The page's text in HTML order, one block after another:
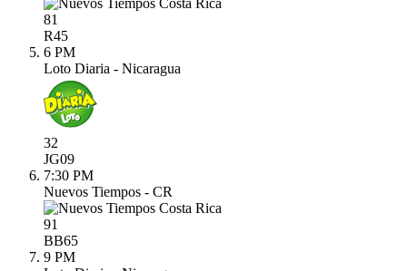
81
R45
6 PM
Loto Diaria - Nicaragua
32
JG09
7:30 PM
Nuevos Tiempos - CR
91
BB65
9 PM